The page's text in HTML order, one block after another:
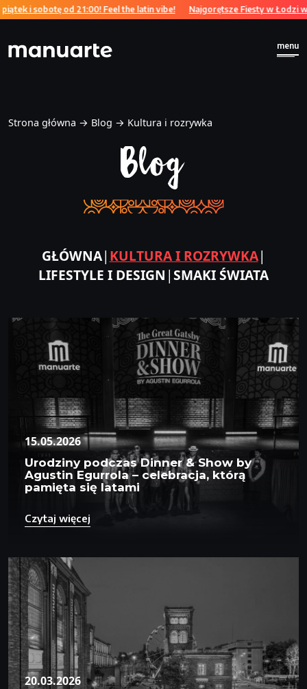
i sobotę od 21:00! Feel the latin vibe! Najgorętsze Fiesty w Łodzi w
menu
Strona główna → Blog → Kultura i rozrywka
Blog
GŁÓWNA| KULTURA I ROZRYWKA|
LIFESTYLE I DESIGN |SMAKI ŚWIATA
15.05.2026
Urodziny podczas Dinner & Show by
Agustin Egurrola – celebracja, którą
pamięta się latami
Czytaj więcej
20.03.2026